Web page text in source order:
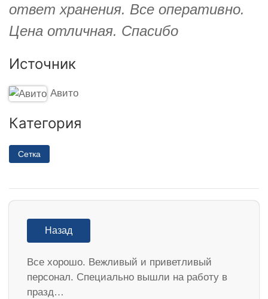
ответ хранения. Все оперативно.
Цена отличная. Спасибо
Источник
Авито
Категория
Сетка
Назад
Все хорошо. Вежливый и приветливый
персонал. Специально вышли на работу в
празд…